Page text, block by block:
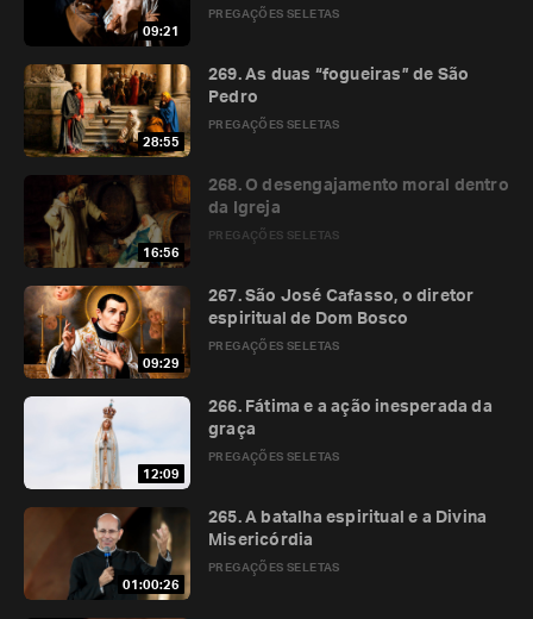
09:21
PREGAÇÕES SELETAS
28:55
PREGAÇÕES SELETAS
269. As duas “fogueiras” de São
Pedro
16:56
PREGAÇÕES SELETAS
268. O desengajamento moral dentro
da Igreja
09:29
PREGAÇÕES SELETAS
267. São José Cafasso, o diretor
espiritual de Dom Bosco
12:09
PREGAÇÕES SELETAS
266. Fátima e a ação inesperada da
graça
01:00:26
PREGAÇÕES SELETAS
265. A batalha espiritual e a Divina
Misericórdia